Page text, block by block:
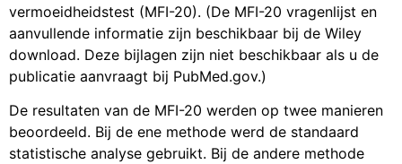
vermoeidheidstest (MFI-20). (De MFI-20 vragenlijst en
aanvullende informatie zijn beschikbaar bij de Wiley
download. Deze bijlagen zijn niet beschikbaar als u de
publicatie aanvraagt bij PubMed.gov.)
De resultaten van de MFI-20 werden op twee manieren
beoordeeld. Bij de ene methode werd de standaard
statistische analyse gebruikt. Bij de andere methode